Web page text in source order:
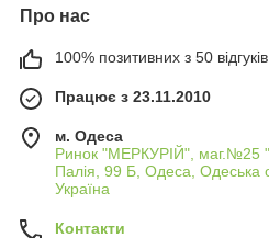
Про нас
100% позитивних з 50 відгуків
Працює з 23.11.2010
м. Одеса
Ринок "МЕРКУРІЙ", маг.№25
Палія, 99 Б, Одеса, Одеська
Україна
Контакти